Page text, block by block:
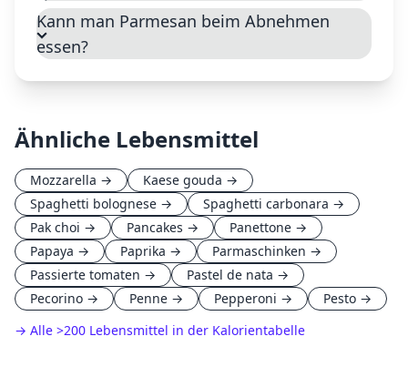
Kann man Parmesan beim Abnehmen
essen?
Ähnliche Lebensmittel
Mozzarella → Kaese gouda →
Spaghetti bolognese → Spaghetti carbonara →
Pak choi → Pancakes → Panettone →
Papaya → Paprika → Parmaschinken →
Passierte tomaten → Pastel de nata →
Pecorino → Penne → Pepperoni → Pesto →
→ Alle >200 Lebensmittel in der Kalorientabelle